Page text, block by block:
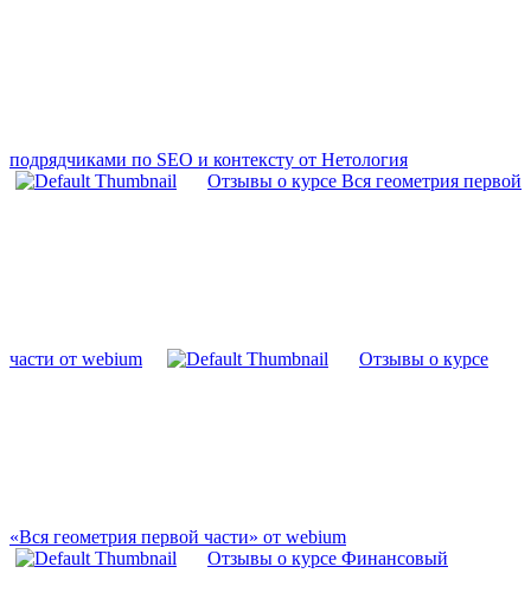
подрядчиками по SEO и контексту от Нетология
Отзывы о курсе Вся геометрия первой
части от webium Отзывы о курсе
«Вся геометрия первой части» от webium
Отзывы о курсе Финансовый